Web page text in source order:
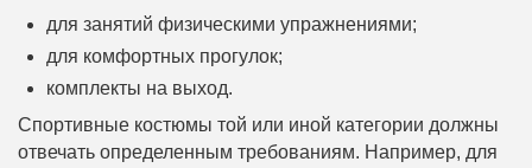
для занятий физическими упражнениями;
для комфортных прогулок;
комплекты на выход.
Спортивные костюмы той или иной категории должны
отвечать определенным требованиям. Например, для